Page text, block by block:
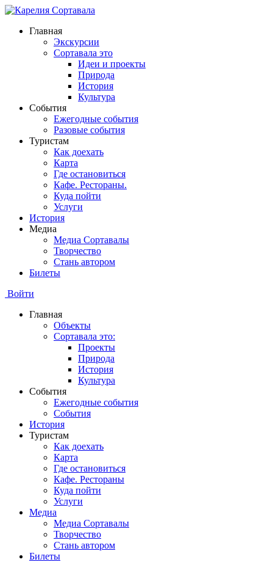
Главная
Экскурсии
Сортавала это
Идеи и проекты
Природа
История
Культура
События
Ежегодные события
Разовые события
Туристам
Как доехать
Карта
Где остановиться
Кафе. Рестораны.
Куда пойти
Услуги
История
Медиа
Медиа Сортавалы
Творчество
Стань автором
Билеты
Войти
Главная
Объекты
Сортавала это:
Проекты
Природа
История
Культура
События
Ежегодные события
События
История
Туристам
Как доехать
Карта
Где остановиться
Кафе. Рестораны
Куда пойти
Услуги
Медиа
Медиа Сортавалы
Творчество
Стань автором
Билеты